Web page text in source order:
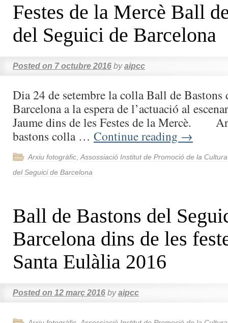
Festes de la Mercè Ball
del Seguici de Barcelona
Posted on 7 octubre 2016 by aipcc
Dia 24 de setembre la colla Ball de Bastons
Barcelona a la espera de l’actuació al
Jaume dins de les Festes de la Mercè.
bastons colla … Continue reading →
Arxiu fotogràfic Assossiació Institut de Promoció de la
del Seguici de Barcelona
Ball de Bastons del
Barcelona dins de les
Santa Eulàlia 2016
Posted on 12 març 2016 by aipcc